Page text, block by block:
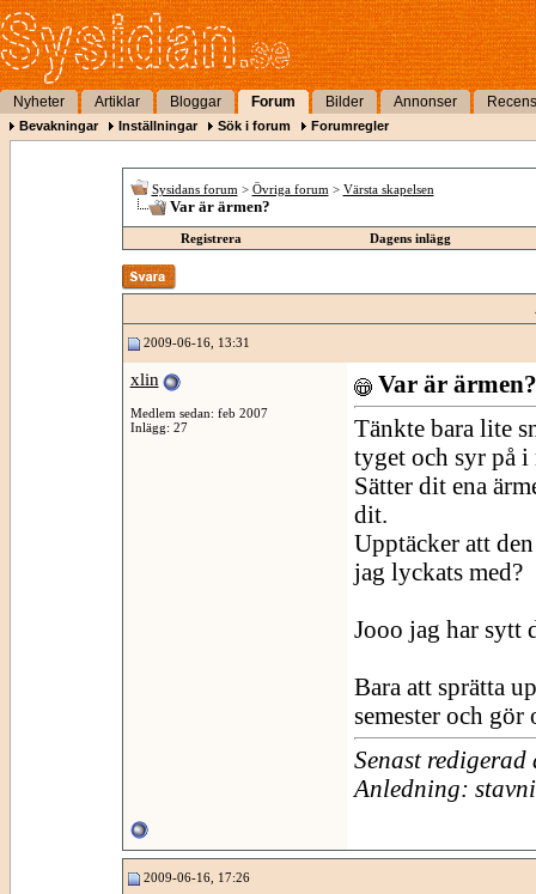
Nyheter Artiklar Bloggar Forum Bilder Annonser
Bevakningar Inställningar Sök i forum Forumregler
Sysidans forum > Övriga forum > Värsta skapelsen
Var är ärmen?
Registrera Dagens inlägg
2009-06-16, 13:31
xlin
Medlem sedan: feb 2007
Inlägg: 27
Var är ärmen?
Tänkte bara lite
tyget och syr på i
Sätter dit ena
dit.
Upptäcker att
jag lyckats med?
Jooo jag har sytt
Bara att sprätta
semester och gör
Senast
Anledning:
2009-06-16, 17:26